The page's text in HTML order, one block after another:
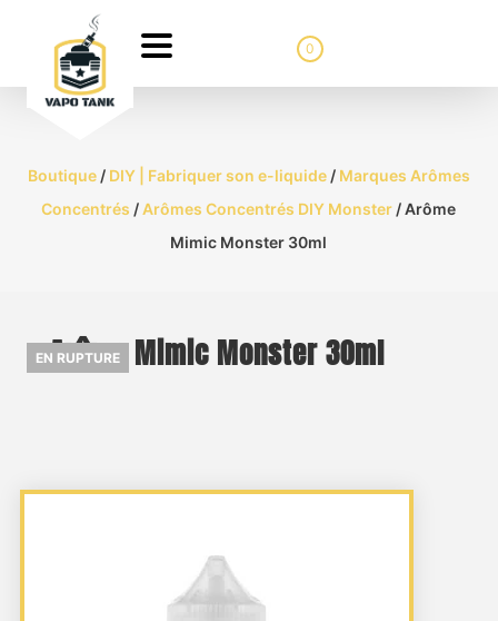
0
Boutique/ DIY | Fabriquer son e-liquide/ Marques Arômes
Concentrés / Arômes Concentrés DIY Monster / Arôme
Mimic Monster 30ml
Arôme Mimic Monster 30ml
EN RUPTURE